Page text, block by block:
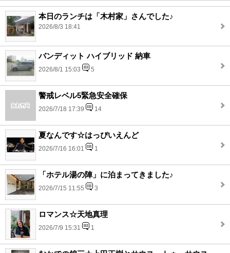
本日のランチは「木村家」さんでした♪
2026/8/3 18:41
バンディット ハイブリッド 納車
2026/8/1 15:03 5
警戒レベル5緊急安全確保
2026/7/18 17:39 14
夏なんです☆はっぴいえんど
2026/7/16 16:01 1
「ホテル湯の陣」に泊まってきました♪
2026/7/15 11:55 3
ロマンス☆天地真理
2026/7/9 15:31 1